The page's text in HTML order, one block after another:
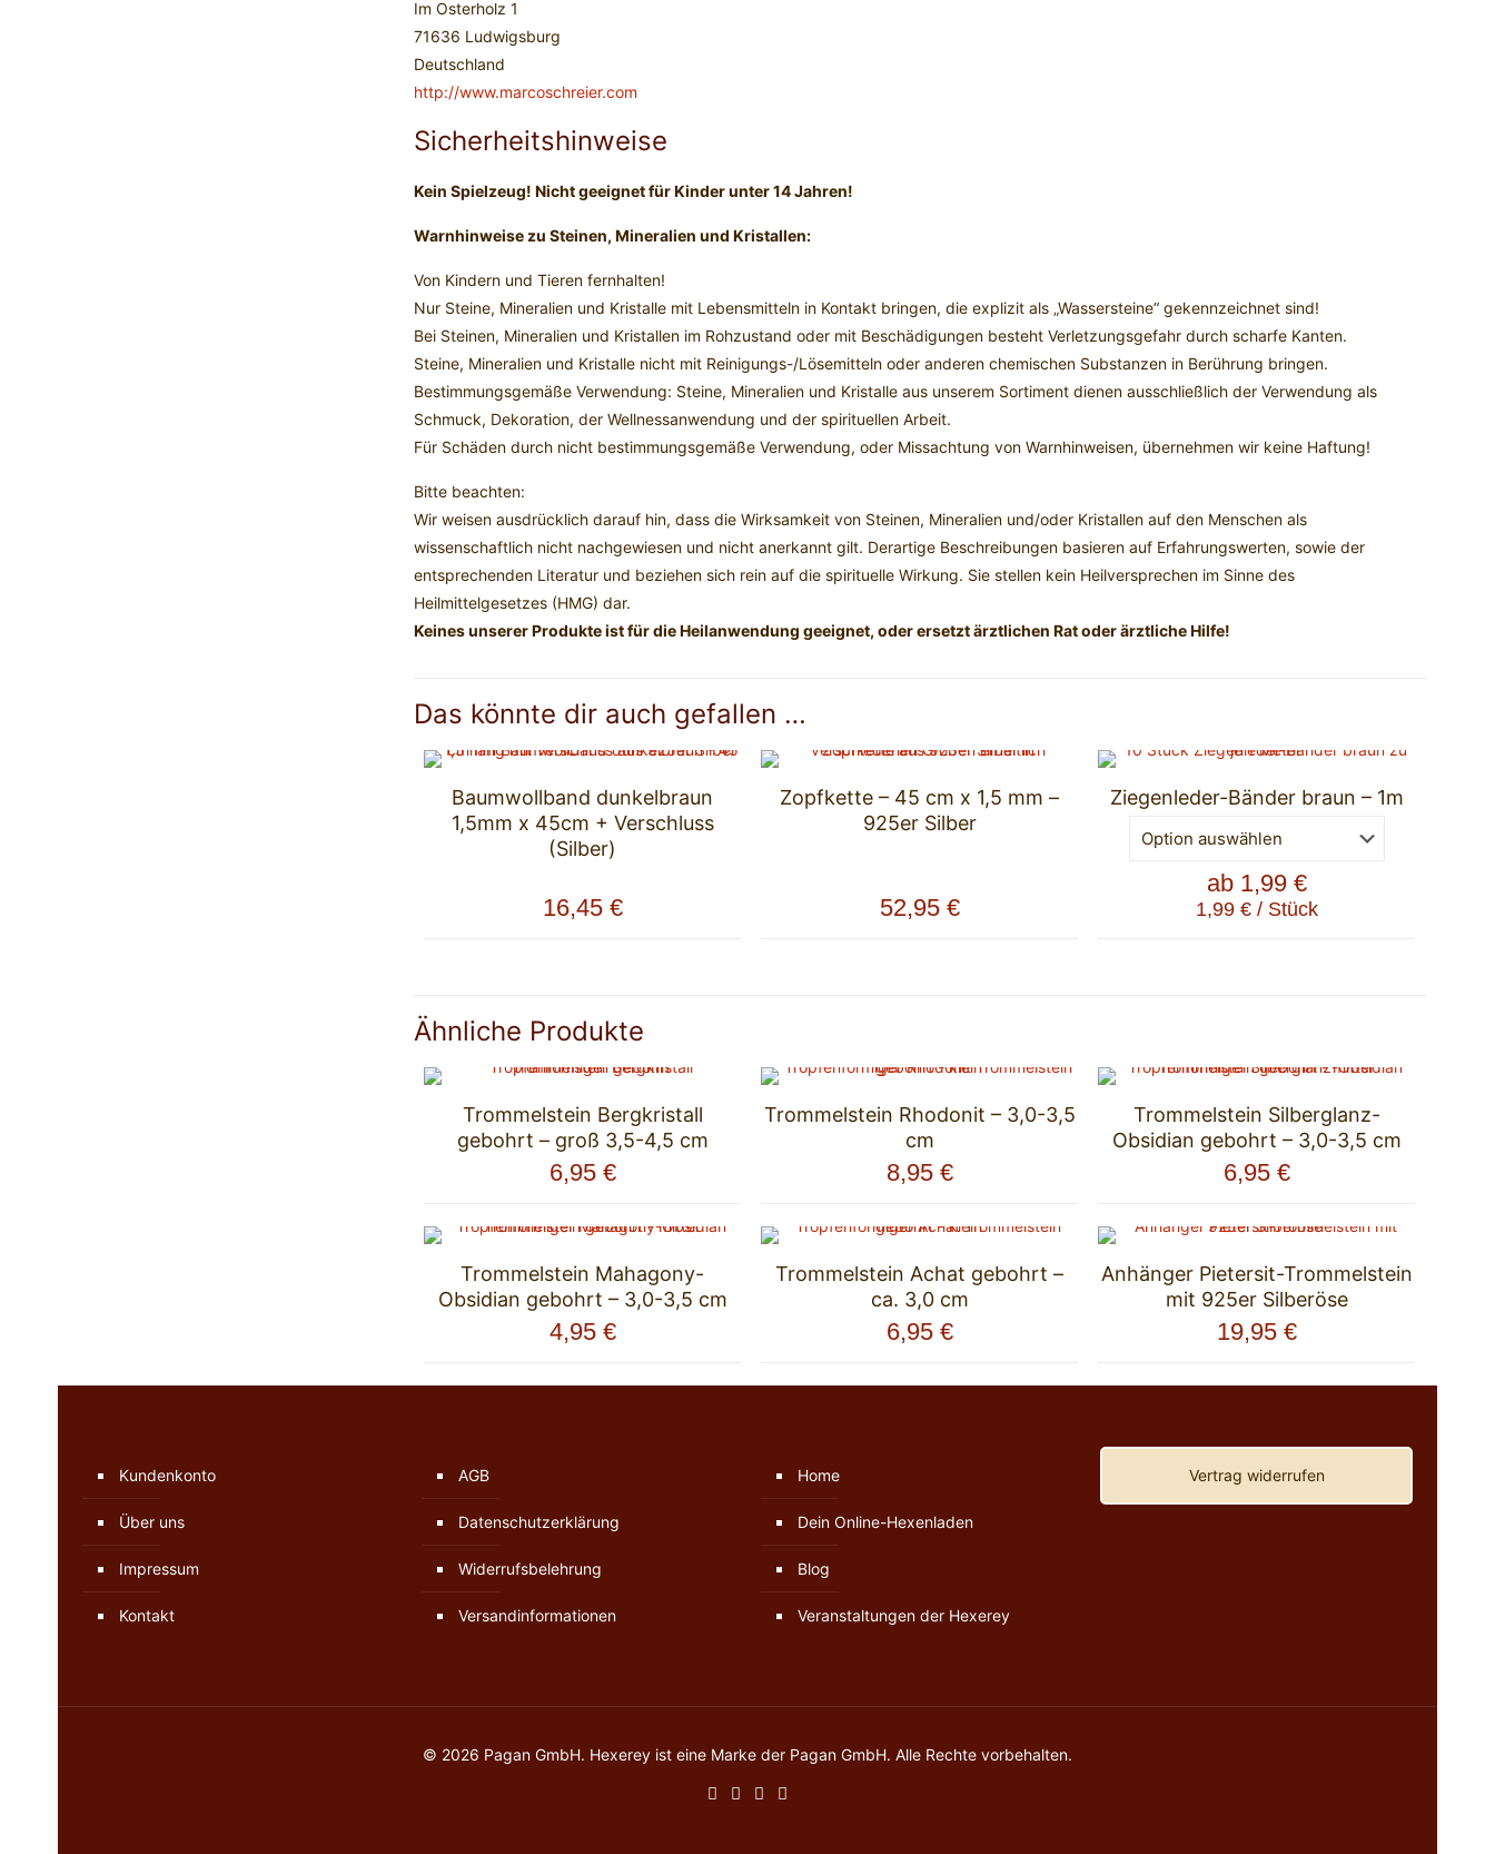
Im Osterholz 1
71636 Ludwigsburg
Deutschland
http://www.marcoschreier.com
Sicherheitshinweise
Kein Spielzeug! Nicht geeignet für Kinder unter 14 Jahren!
Warnhinweise zu Steinen, Mineralien und Kristallen:
Von Kindern und Tieren fernhalten!
Nur Steine, Mineralien und Kristalle mit Lebensmitteln in Kontakt bringen, die explizit als „Wassersteine“ gekennzeichnet sind!
Bei Steinen, Mineralien und Kristallen im Rohzustand oder mit Beschädigungen besteht Verletzungsgefahr durch scharfe Kanten.
Steine, Mineralien und Kristalle nicht mit Reinigungs-/Lösemitteln oder anderen chemischen Substanzen in Berührung bringen.
Bestimmungsgemäße Verwendung: Steine, Mineralien und Kristalle aus unserem Sortiment dienen ausschließlich der Verwendung als
Schmuck, Dekoration, der Wellnessanwendung und der spirituellen Arbeit.
Für Schäden durch nicht bestimmungsgemäße Verwendung, oder Missachtung von Warnhinweisen, übernehmen wir keine Haftung!
Bitte beachten:
Wir weisen ausdrücklich darauf hin, dass die Wirksamkeit von Steinen, Mineralien und/oder Kristallen auf den Menschen als
wissenschaftlich nicht nachgewiesen und nicht anerkannt gilt. Derartige Beschreibungen basieren auf Erfahrungswerten, sowie der
entsprechenden Literatur und beziehen sich rein auf die spirituelle Wirkung. Sie stellen kein Heilversprechen im Sinne des
Heilmittelgesetzes (HMG) dar.
Keines unserer Produkte ist für die Heilanwendung geeignet, oder ersetzt ärztlichen Rat oder ärztliche Hilfe!
Das könnte dir auch gefallen …
Baumwollband dunkelbraun
1,5mm x 45cm + Verschluss
(Silber)
16,45 €
Zopfkette – 45 cm x 1,5 mm –
925er Silber
52,95 €
Ziegenleder-Bänder braun – 1m
ab 1,99 €
1,99 €/ Stück
Ähnliche Produkte
Trommelstein Bergkristall
gebohrt – groß 3,5-4,5 cm
6,95 €
Trommelstein Rhodonit – 3,0-3,5
cm
8,95 €
Trommelstein Silberglanz-
Obsidian gebohrt – 3,0-3,5 cm
6,95 €
Trommelstein Mahagony-
Obsidian gebohrt – 3,0-3,5 cm
4,95 €
Trommelstein Achat gebohrt –
ca. 3,0 cm
6,95 €
Anhänger Pietersit-Trommelstein
mit 925er Silberöse
19,95 €
Kundenkonto
Über uns
Impressum
Kontakt
AGB
Datenschutzerklärung
Widerrufsbelehrung
Versandinformationen
Home
Dein Online-Hexenladen
Blog
Veranstaltungen der Hexerey
Vertrag widerrufen
© 2026 Pagan GmbH. Hexerey ist eine Marke der Pagan GmbH. Alle Rechte vorbehalten.